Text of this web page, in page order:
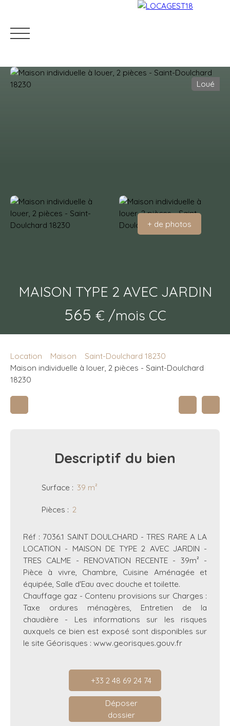
Loué
+ de photos
MAISON TYPE 2 AVEC JARDIN
565 € /mois CC
Location Maison
Saint-Doulchard 18230
Maison individuelle à louer, 2 pièces - Saint-Doulchard
18230
Descriptif du bien
Surface : 39 m²
Pièces : 2
Réf : 7036.1 SAINT DOULCHARD - TRES RARE A LA
LOCATION - MAISON DE TYPE 2 AVEC JARDIN -
TRES CALME - RENOVATION RECENTE - 39m² -
Pièce à vivre, Chambre, Cuisine Aménagée et
équipée, Salle d'Eau avec douche et toilette.
Chauffage gaz - Contenu provisions sur Charges :
Taxe ordures ménagères, Entretien de la
chaudière - Les informations sur les risques
auxquels ce bien est exposé sont disponibles sur
le site Géorisques : www.georisques.gouv.fr
+33 2 48 69 24 74
Déposer
dossier